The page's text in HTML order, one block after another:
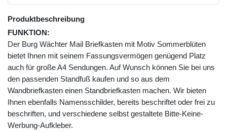
Produktbeschreibung
FUNKTION:
Der Burg Wächter Mail Briefkasten mit Motiv Sommerblüten
bietet Ihnen mit seinem Fassungsvermögen genügend Platz
auch für große A4 Sendungen. Auf Wunsch können Sie bei uns
den passenden Standfuß kaufen und so aus dem
Wandbriefkasten einen Standbriefkasten machen. Wir bieten
Ihnen ebenfalls Namensschilder, bereits beschriftet oder frei zu
beschriften, und verschiedene selbst gestaltete Bitte-Keine-
Werbung-Aufkleber.